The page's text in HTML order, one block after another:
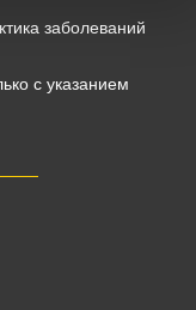
заболеваний
с указанием